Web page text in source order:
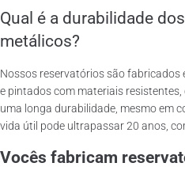
Qual é a durabilidade
metálicos?
Nossos reservatórios são fabricados
e pintados com materiais
uma longa durabilidade, mesmo em
vida útil pode ultrapassar 20 anos,
Vocês fabricam